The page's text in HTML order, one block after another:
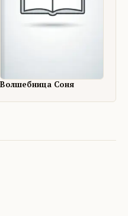
Волшебница Соня